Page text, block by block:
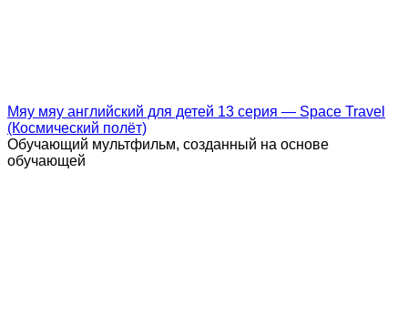
Мяу мяу английский для детей 13 серия — Space Travel
(Космический полёт)
Обучающий мультфильм, созданный на основе
обучающей